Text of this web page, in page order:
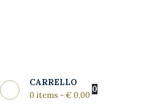
CARRELLO
0 items -€ 0,00
0
Mese